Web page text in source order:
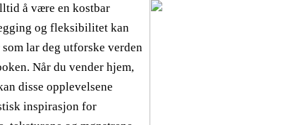
å være en kostbar
og fleksibilitet kan
lar deg utforske verden
Når du vender hjem,
disse opplevelsene
inspirasjon for